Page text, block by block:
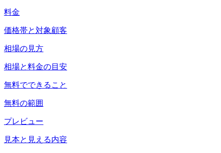
料金
価格帯と対象顧客
相場の見方
相場と料金の目安
無料でできること
無料の範囲
プレビュー
見本と見える内容